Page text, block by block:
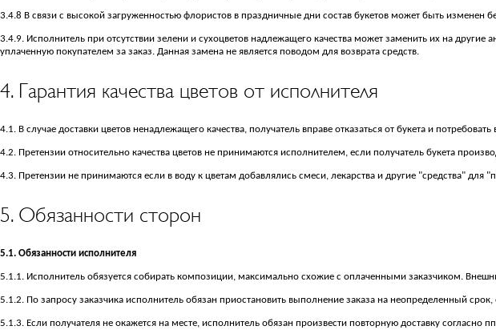
3.4.8 В связи с высокой загруженностью флористов в праздничные дни состав букетов может быть
3.4.9. Исполнитель при отсутствии зелени и сухоцветов надлежащего качества может заменить их на
уплаченную покупателем за заказ. Данная замена не является поводом для возврата средств.
4. Гарантия качества цветов от исполнителя
4.1. В случае доставки цветов ненадлежащего качества, получатель вправе отказаться от букета и
4.2. Претензии относительно качества цветов не принимаются исполнителем, если получатель букета
4.3. Претензии не принимаются если в воду к цветам добавлялись смеси, лекарства и другие "средства"
5. Обязанности сторон
5.1. Обязанности исполнителя
5.1.1. Исполнитель обязуется собирать композиции, максимально схожие с оплаченными заказчиком.
5.1.2. По запросу заказчика исполнитель обязан приостановить выполнение заказа на неопределенный
5.1.3. Если получателя не окажется на месте, исполнитель обязан произвести повторную доставку согласно